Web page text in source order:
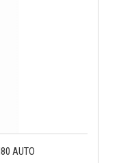
AUTO